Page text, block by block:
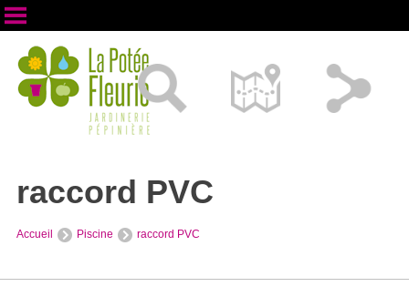
raccord PVC
Accueil Piscine raccord PVC